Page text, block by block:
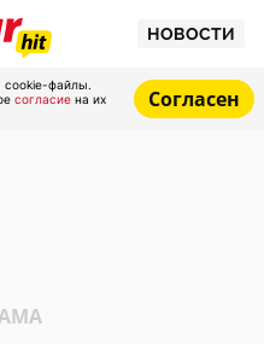
НОВОСТИ
cookie-файлы.
согласие на их
Согласен